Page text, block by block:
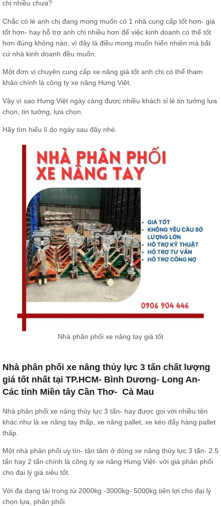
chị nhiều chưa?
Chắc có lẻ anh chị đang mong muốn có 1 nhà cung cấp tốt hơn- giá
tốt hơn- hay hỗ trợ anh chị nhiều hơn để việc kinh doanh có thể tốt
hơn đúng không nào, vì đây là điều mong muốn hiển nhiên mà bất
cứ nhà kinh doanh đều muốn.
Một đơn vị chuyên cung cấp xe nâng giá tốt anh chị có thể tham
khảo chính là công ty xe nâng Hưng Việt.
Vậy vì sao Hưng Việt ngày càng được nhiều khách sỉ lẻ tin tưởng lựa
chọn, tin tưởng, lựa chọn.
Hãy tìm hiểu lí do ngày sau đây nhé.
Nhà phân phối xe nâng tay giá tốt
Nhà phân phối xe nâng thủy lực 3 tấn chất lượng
giá tốt nhất tại TP.HCM- Bình Dương- Long An-
Các tỉnh Miền tây Cần Thơ- Cà Mau
Nhà phân phối xe nâng thủy lực 3 tấn- hay được gọi với nhiều tên
khác như là xe nâng tay thấp, xe nâng pallet, xe kéo đẩy hàng pallet
thấp.
Một nhà phân phối uy tín- tận tâm ở dòng xe nâng thủy lực 3 tấn- 2.5
tấn hay 2 tấn chính là công ty xe nâng Hưng Việt- với giá phân phối
cho đại lý giá siêu tốt.
Với đa dạng tải trọng từ 2000kg -3000kg- 5000kg tiện lợi cho đại lý
chọn lựa, phân phối.